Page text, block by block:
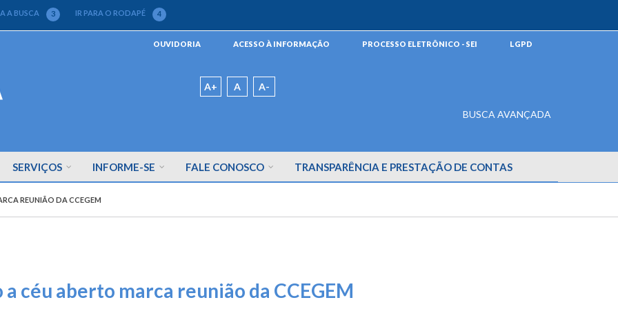
A BUSCA 3 IR PARA O RODAPÉ 4
OUVIDORIA ACESSO À INFORMAÇÃO PROCESSO ELETRÔNICO - SEI LGPD
A+ A A-
BUSCA AVANÇADA
SERVIÇOS INFORME-SE FALE CONOSCO TRANSPARÊNCIA E PRESTAÇÃO DE CONTAS
REUNIÃO DA CCEGEM
céu aberto marca reunião da CCEGEM